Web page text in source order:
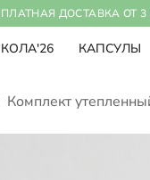
ДОСТАВКА ОТ 3
КАПСУЛЫ
Комплект